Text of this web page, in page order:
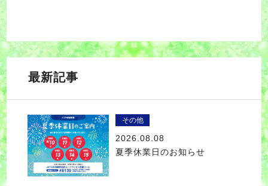
最新記事
その他
2026.08.08
夏季休業日のお知らせ